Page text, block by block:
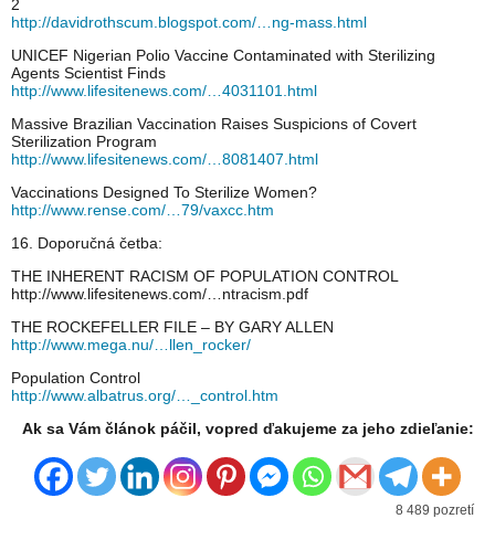
2
http://davidrothscum.blogspot.com/…ng-mass.html
UNICEF Nigerian Polio Vaccine Contaminated with Sterilizing
Agents Scientist Finds
http://www.lifesitenews.com/…4031101.html
Massive Brazilian Vaccination Raises Suspicions of Covert
Sterilization Program
http://www.lifesitenews.com/…8081407.html
Vaccinations Designed To Sterilize Women?
http://www.rense.com/…79/vaxcc.htm
16. Doporučná četba:
THE INHERENT RACISM OF POPULATION CONTROL
http://www.lifesitenews.com/…ntracism.pdf
THE ROCKEFELLER FILE – BY GARY ALLEN
http://www.mega.nu/…llen_rocker/
Population Control
http://www.albatrus.org/…_control.htm
Ak sa Vám článok páčil, vopred ďakujeme za jeho zdieľanie:
8 489 pozretí